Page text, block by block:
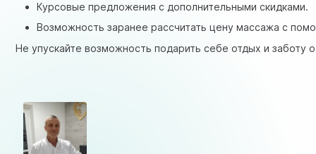
Курсовые предложения с дополнительными скидками.
Возможность заранее рассчитать цену массажа с
Не упускайте возможность подарить себе отдых и